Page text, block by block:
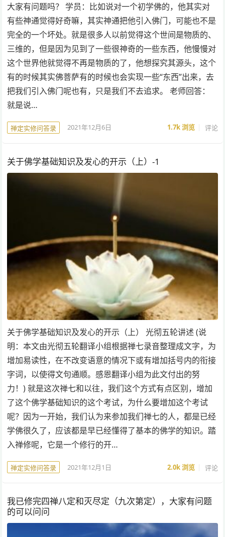
大家有问题吗？ 学员：比如说对一个初学佛的，他其实对
有些神通觉得好奇嘛，其实神通把他引入佛门，可能也不是
完全的一个坏处。就是很多人以前觉得这个世间是物质的、
三维的，但是因为见到了一些很神奇的一些东西，他慢慢对
这个世界他就觉得不再是物质的了，他想探究其源头，这个
有的时候其实佛菩萨有的时候也会实现一些“东西”出来，去
把我们引入佛门呢也有，只是我们不去追求。 老师回答：
就是说…
禅定实修问答录 2021年12月6日 1.7k浏览 评论
关于佛学基础知识及发心的开示（上）-1
关于佛学基础知识及发心的开示（上） 光彻五轮讲述 (说
明：本文由光彻五轮翻译小组根据禅七录音整理成文字，为
增加易读性，在不改变语意的情况下或有增加括号内的衔接
字词，以使得文句通顺。感恩翻译小组为此文付出的努
力！) 就是这次禅七和以往，我们这个方式有点区别，增加
了这个佛学基础知识的这个考试，为什么要增加这个考试
呢？因为一开始，我们认为来参加我们禅七的人，都是已经
学佛很久了，应该都是早已经懂得了基本的佛学的知识。踏
入禅修呢，它是一个修行的开…
禅定实修问答录 2021年12月1日 2.0k浏览 评论
我已修完四禅八定和灭尽定（九次第定），大家有问题
的可以问问